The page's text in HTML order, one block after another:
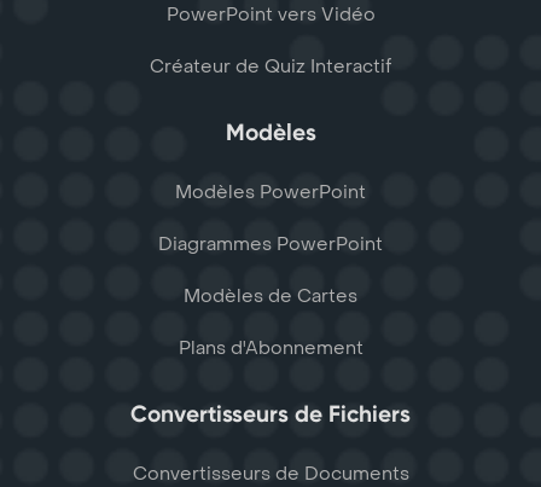
PowerPoint vers Vidéo
Créateur de Quiz Interactif
Modèles
Modèles PowerPoint
Diagrammes PowerPoint
Modèles de Cartes
Plans d'Abonnement
Convertisseurs de Fichiers
Convertisseurs de Documents